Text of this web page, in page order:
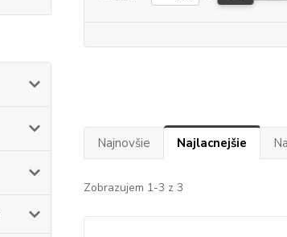
Najnovšie Najlacnejšie
Zobrazujem 1-3 z 3